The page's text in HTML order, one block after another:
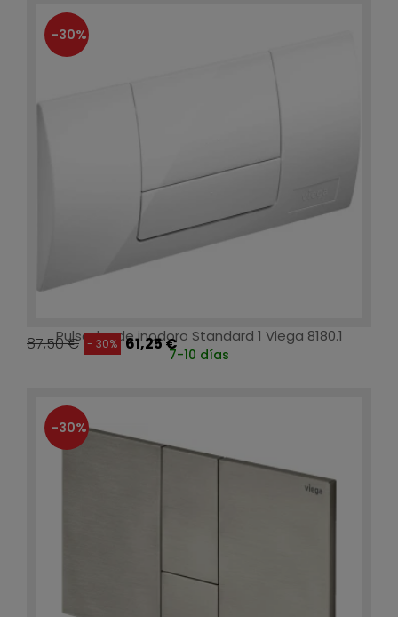
-30%
Pulsador de inodoro Standard 1 Viega 8180.1
87,50 € - 30% 61,25 €
7-10 días
-30%